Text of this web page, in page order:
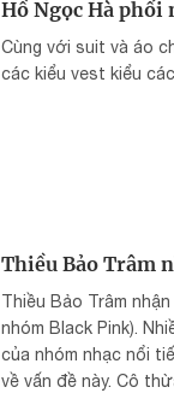
Hồ Ngọc Hà phối
Cùng với suit và áo
các kiểu vest kiểu
Thiều Bảo Trâm
Thiều Bảo Trâm
nhóm Black Pink).
của nhóm nhạc nổi
về vấn đề này. Cô